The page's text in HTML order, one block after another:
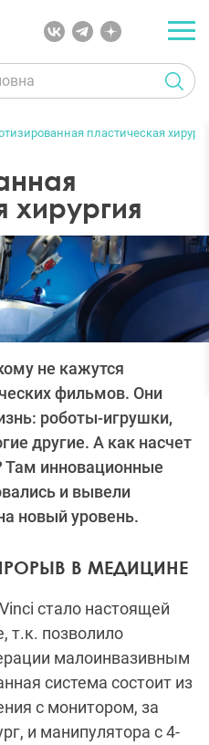
пластическая
хирургия
не кажутся
фильмов. Они
роботы-игрушки,
другие. А как насчет
Там инновационные
и вывели
новый уровень.
В МЕДИЦИНЕ
стало настоящей
т.к. позволило
малоинвазивным
система состоит из
с монитором, за
и манипулятора с 4-